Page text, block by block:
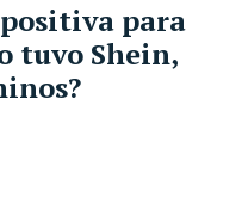
para
tuvo Shein,